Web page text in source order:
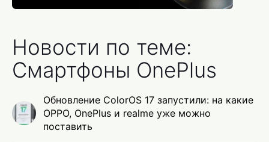
Новости по теме:
Смартфоны OnePlus
Обновление ColorOS 17 запустили: на какие
OPPO, OnePlus и realme уже можно
поставить